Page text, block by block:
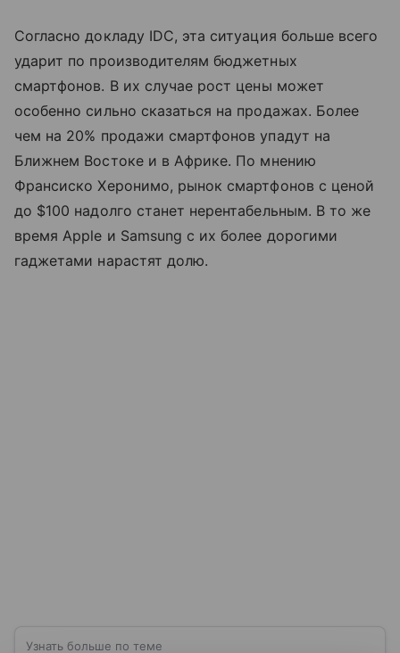
Согласно докладу IDC, эта ситуация больше всего
ударит по производителям бюджетных
смартфонов. В их случае рост цены может
особенно сильно сказаться на продажах. Более
чем на 20% продажи смартфонов упадут на
Ближнем Востоке и в Африке. По мнению
Франсиско Херонимо, рынок смартфонов с ценой
до $100 надолго станет нерентабельным. В то же
время Apple и Samsung с их более дорогими
гаджетами нарастят долю.
Узнать больше по теме